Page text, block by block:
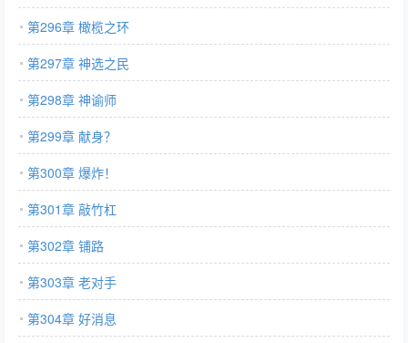
第296章 橄榄之环
第297章 神选之民
第298章 神谕师
第299章 献身？
第300章 爆炸！
第301章 敲竹杠
第302章 铺路
第303章 老对手
第304章 好消息